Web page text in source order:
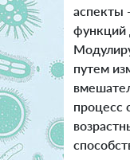
аспекты
функций
путем
процесс